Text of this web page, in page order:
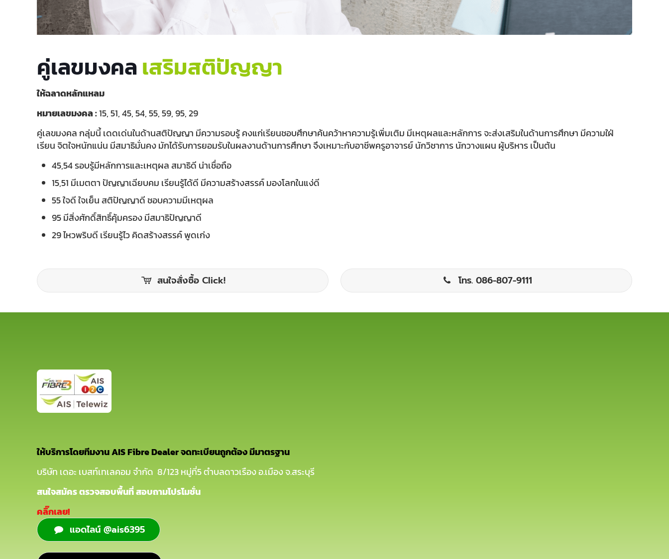
คู่เลขมงคลเสริมสติปัญญา
ให้ฉลาดหลักแหลม
หมายเลขมงคล :15, 51, 45, 54, 55, 59, 95, 29
คู่เลขมงคล กลุ่มนี้ เดดเด่นในด้านสติปัญญา มีความรอบรู้ คงแก่เรียนชอบศึกษาค้นคว้าหาความรู้เพิ่มเติม มีเหตุผลและหลักการ จะส่งเสริมในด้านการศึกษา มีความใฝ่
เรียน จิตใจหนักแน่น มีสมาธิมั่นคง มักได้รับการยอมรับในผลงานด้านการศึกษา จึงเหมาะกับอาชีพครูอาจารย์ นักวิชาการ นักวางแผน ผู้บริหาร เป็นต้น
45,54 รอบรู้มีหลักการและเหตุผล สมาธิดี น่าเชื่อถือ
15,51 มีเมตตา ปัญญาเฉียบคม เรียนรู้ได้ดี มีความสร้างสรรค์ มองโลกในแง่ดี
55 ใจดี ใจเย็น สติปัญญาดี ชอบความมีเหตุผล
95 มีสิ่งศักดิ์สิทธิ์คุ้มครอง มีสมาธิปัญญาดี
29 ไหวพริบดี เรียนรู้ไว คิดสร้างสรรค์ พูดเก่ง
สนใจสั่งซื้อ Click! โทร. 086-807-9111
ให้บริการโดยทีมงาน AIS Fibre Dealer จดทะเบียนถูกต้อง มีมาตรฐาน
บริษัท เดอะ เบสท์เทเลคอม จำกัด 8/123 หมู่ที่5 ตำบลดาวเรือง อ.เมือง จ.สระบุรี
สนใจสมัคร ตรวจสอบพื้นที่ สอบถามโปรโมชั่น
คลิ๊กเลย!
แอดไลน์ @ais6395